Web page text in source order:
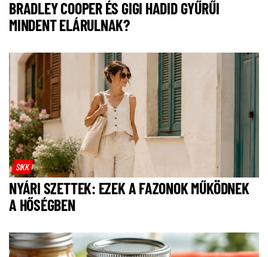
BRADLEY COOPER ÉS GIGI HADID GYŰRŰI
MINDENT ELÁRULNAK?
SIKK
NYÁRI SZETTEK: EZEK A FAZONOK MŰKÖDNEK
A HŐSÉGBEN